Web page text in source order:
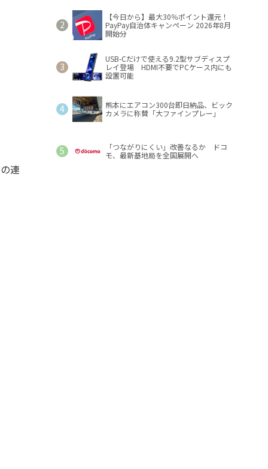
連
【今日から】最大30％ポイント還元！
PayPay自治体キャンペーン 2026年8月
開始分
USB-Cだけで使える9.2型サブディスプ
レイ登場 HDMI不要でPCケース内にも
設置可能
熊本にエアコン300台即日納品、ビック
カメラに称賛「大ファインプレー」
「つながりにくい」改善なるか ドコ
モ、最新基地局を全国展開へ